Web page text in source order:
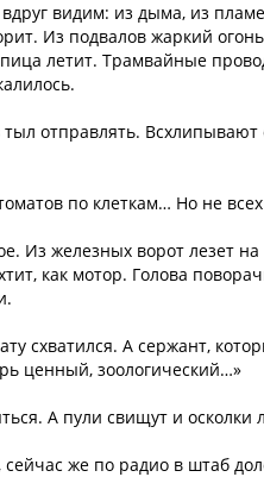
видим: из дыма, из
Из подвалов жаркий
летит. Трамвайные
отправлять.
по клеткам… Но не
Из железных ворот лезет на
как мотор. Голова
схватился. А сержант,
ценный, зоологический…»
А пули свищут и осколки
же по радио в штаб